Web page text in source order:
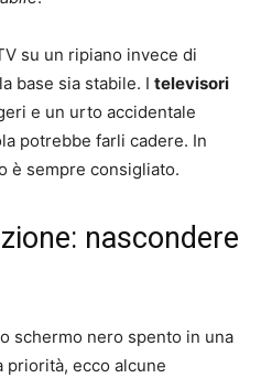
su un ripiano invece di
base sia stabile. I televisori
e un urto accidentale
potrebbe farli cadere. In
è sempre consigliato.
nascondere
schermo nero spento in una
priorità, ecco alcune